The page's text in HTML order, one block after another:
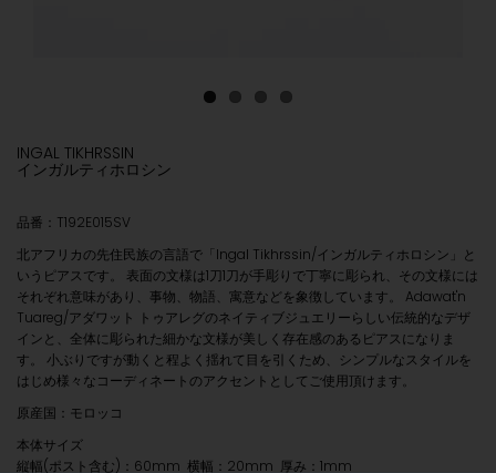
INGAL TIKHRSSIN
インガルティホロシン
品番：T192E015SV
北アフリカの先住民族の言語で「Ingal Tikhrssin/インガルティホロシン」と
いうピアスです。 表面の文様は1刀1刀が手彫りで丁寧に彫られ、その文様には
それぞれ意味があり、事物、物語、寓意などを象徴しています。 Adawat'n
Tuareg/アダワット トゥアレグのネイティブジュエリーらしい伝統的なデザ
インと、全体に彫られた細かな文様が美しく存在感のあるピアスになりま
す。 小ぶりですが動くと程よく揺れて目を引くため、シンプルなスタイルを
はじめ様々なコーディネートのアクセントとしてご使用頂けます。
原産国：モロッコ
本体サイズ
縦幅(ポスト含む)：60mm 横幅：20mm 厚み：1mm